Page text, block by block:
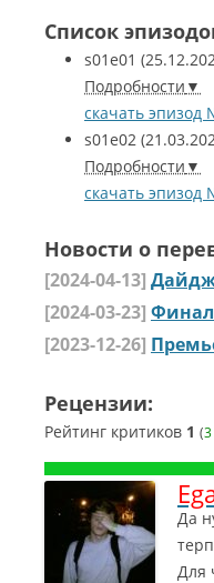
Список
s01e01
Подробности
скачать эпизод
s01e02
Подробности
скачать эпизод
Новости о
[2024-04-13]
[2024-03-23] Финал
[2023-12-26] Премьера от
Рецензии:
Рейтинг критиков 1 (3
Да
Для